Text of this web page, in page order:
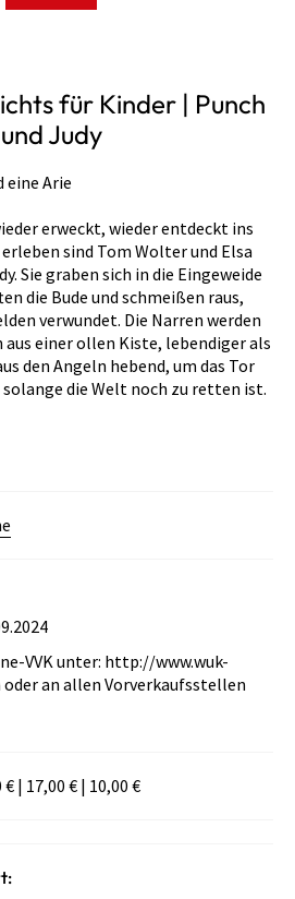
für Kinder | Punch
und Judy
eine Arie
erweckt, wieder entdeckt ins
sind Tom Wolter und Elsa
Sie graben sich in die Eingeweide
die Bude und schmeißen raus,
verwundet. Die Narren werden
aus einer ollen Kiste, lebendiger als
den Angeln hebend, um das Tor
die Welt noch zu retten ist.
VVK unter: http://www.wuk-
an allen Vorverkaufsstellen
€ | 17,00 € | 10,00 €